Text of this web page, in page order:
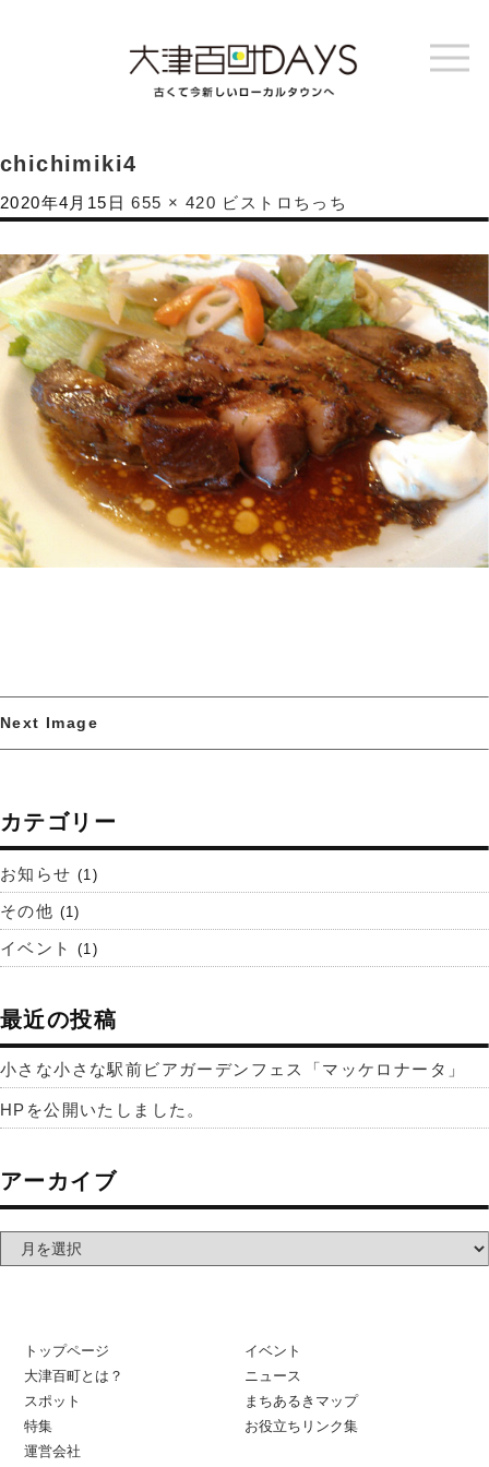
chichimiki4
2020年4月15日 655 × 420 ビストロちっち
Next Image
カテゴリー
お知らせ (1)
その他 (1)
イベント (1)
最近の投稿
小さな小さな駅前ビアガーデンフェス「マッケロナータ」
HPを公開いたしました。
アーカイブ
トップページ
大津百町とは？
スポット
特集
イベント
ニュース
まちあるきマップ
お役立ちリンク集
運営会社